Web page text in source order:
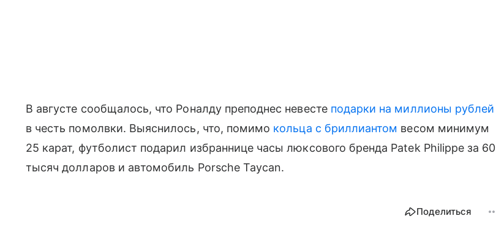
В августе сообщалось, что Роналду преподнес невесте подарки на миллионы рублей
в честь помолвки. Выяснилось, что, помимо кольца с бриллиантом весом минимум
25 карат, футболист подарил избраннице часы люксового бренда Patek Philippe за 60
тысяч долларов и автомобиль Porsche Taycan.
Поделиться